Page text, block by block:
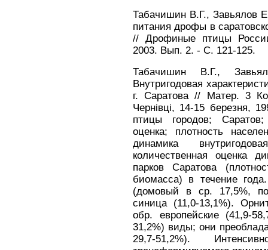
Табачишин В.Г., Завьялов
питания дрофы в
// Дрофиные птицы
2003. Вып. 2. - С. 121-125.
Табачишин В.Г.,
Внутригодовая
г. Саратова // Матер. 3
Чернівці, 14-15 березня,
птицы городов;
оценка; плотность
динамика
количественная оценка
парков Саратова
биомасса) в течение
(домовый в ср. 17,5%,
синица (11,0-13,1%).
обр. европейские (41,9-
31,2%) виды; они
29,7-51,2%).